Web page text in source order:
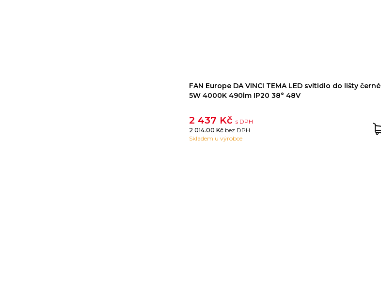
FAN Europe DA VINCI TEMA LED svítidlo do lišty černé
5W 4000K 490lm IP20 38° 48V
2 437 Kč s DPH
2 014.00 Kč bez DPH
Skladem u výrobce